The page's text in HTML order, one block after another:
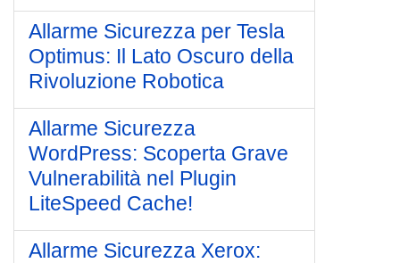
Allarme Sicurezza per Tesla
Optimus: Il Lato Oscuro della
Rivoluzione Robotica
Allarme Sicurezza
WordPress: Scoperta Grave
Vulnerabilità nel Plugin
LiteSpeed Cache!
Allarme Sicurezza Xerox: